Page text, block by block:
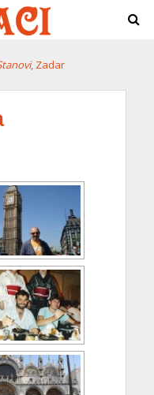
, Zadar